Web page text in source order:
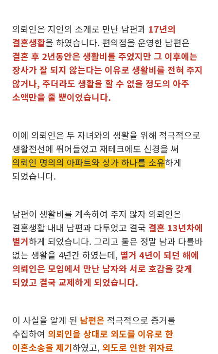
의뢰인은 지인의 소개로 만난 남편과 17년의
결혼생활을 하였습니다. 편의점을 운영한 남편은
결혼 후 2년동안은 생활비를 주었지만 그 이후에는
장사가 잘 되지 않는다는 이유로 생활비를 전혀 주지
않거나, 주더라도 생활을 할 수 없을 정도의 아주
소액만을 줄 뿐이었습니다.
이에 의뢰인은 두 자녀와의 생활을 위해 적극적으로
생활전선에 뛰어들었고 재테크에도 신경을 써
의뢰인 명의의 아파트와 상가 하나를 소유​하게
되었습니다.
남편이 생활비를 계속하여 주지 않자 의뢰인은
결혼생활 내내 남편과 다투었고 결국 결혼 13년차에
별거하게 되었습니다. 그리고 둘은 정말 남과 다를바
없는 생활을 4년간 하였는데, 별거 4년이 되던 해에
의뢰인은 모임에서 만난 남자와 서로 호감을 갖게
되었고 결국 교제하게 되었습니다.
이 사실을 알게 된 남편은 적극적으로 증거를
수집하여 의뢰인을 상대로 외도를 이유로 한
이혼소송을 제기하였고, 외도로 인한 위자료